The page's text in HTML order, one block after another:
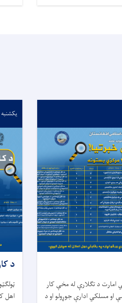
امارت د تګلارې له مخې کار
او مسلکي ادارې جوړولو او د
یکشنبه ۱۴۰۴/۷/۲۰ - ۹:۱۰
د
اهل